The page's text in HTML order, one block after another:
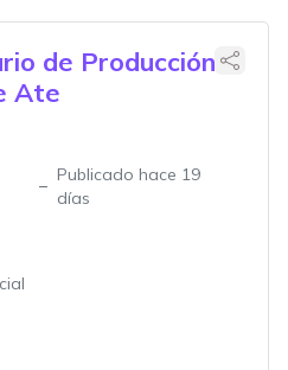
de Producción
Ate
Publicado hace 19
días